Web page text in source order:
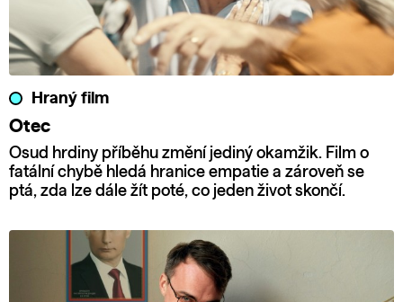
Hraný film
Otec
Osud hrdiny příběhu změní jediný okamžik. Film o
fatální chybě hledá hranice empatie a zároveň se
ptá, zda lze dále žít poté, co jeden život skončí.